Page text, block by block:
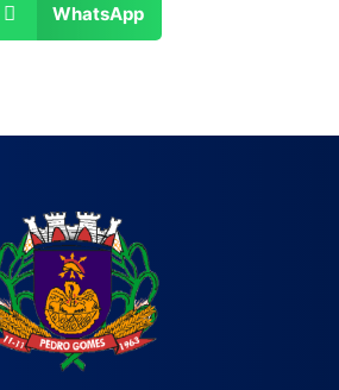
WhatsApp